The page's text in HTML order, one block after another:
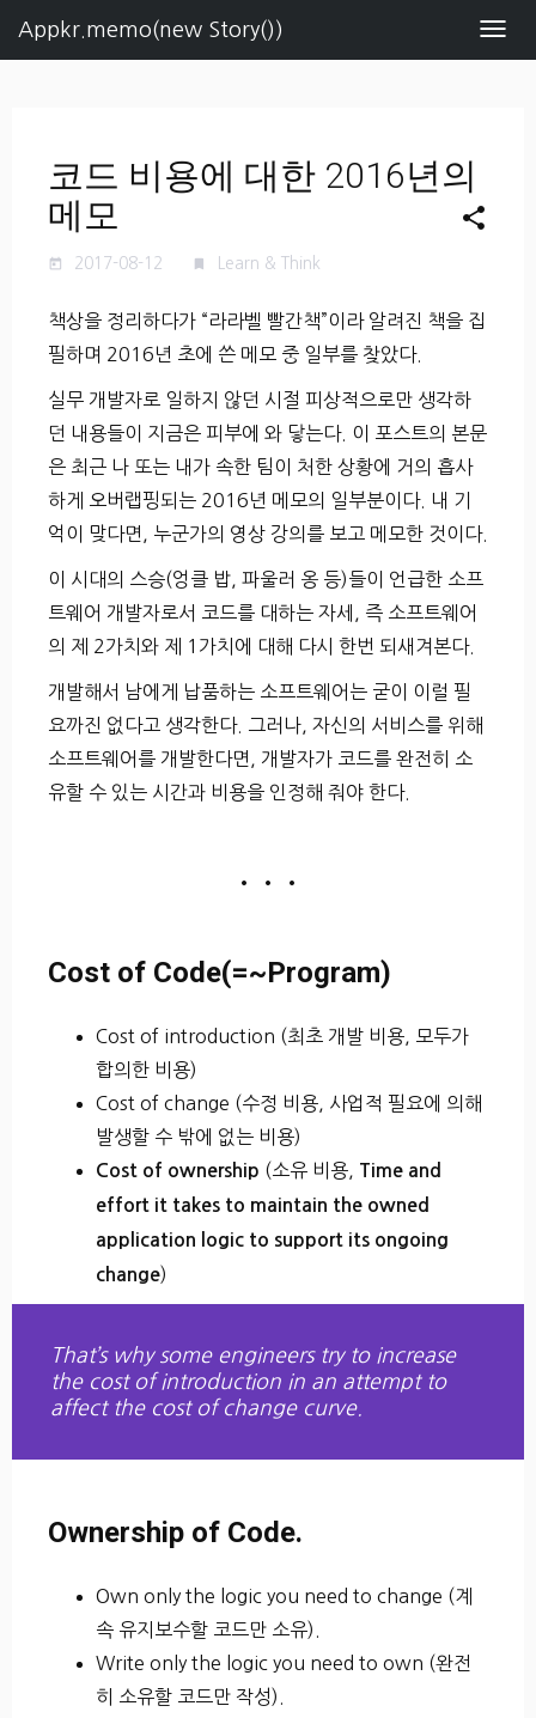
Appkr.memo(new Story())
코드 비용에 대한 2016년의
메모
share
today 2017-08-12 Learn & Think
책상을 정리하다가 “라라벨 빨간책”이라 알려진 책을 집
필하며 2016년 초에 쓴 메모 중 일부를 찾았다.
실무 개발자로 일하지 않던 시절 피상적으로만 생각하
던 내용들이 지금은 피부에 와 닿는다. 이 포스트의 본문
은 최근 나 또는 내가 속한 팀이 처한 상황에 거의 흡사
하게 오버랩핑되는 2016년 메모의 일부분이다. 내 기
억이 맞다면, 누군가의 영상 강의를 보고 메모한 것이다.
이 시대의 스승(엉클 밥, 파울러 옹 등)들이 언급한 소프
트웨어 개발자로서 코드를 대하는 자세, 즉 소프트웨어
의 제 2가치와 제 1가치에 대해 다시 한번 되새겨본다.
개발해서 남에게 납품하는 소프트웨어는 굳이 이럴 필
요까진 없다고 생각한다. 그러나, 자신의 서비스를 위해
소프트웨어를 개발한다면, 개발자가 코드를 완전히 소
유할 수 있는 시간과 비용을 인정해 줘야 한다.
• • •
Cost of Code(=~Program)
Cost of introduction (최초 개발 비용, 모두가
합의한 비용)
Cost of change (수정 비용, 사업적 필요에 의해
발생할 수 밖에 없는 비용)
Cost of ownership (소유 비용, Time and
effort it takes to maintain the owned
application logic to support its ongoing
change)
That’s why some engineers try to increase
the cost of introduction in an attempt to
affect the cost of change curve.
Ownership of Code.
Own only the logic you need to change (계
속 유지보수할 코드만 소유).
Write only the logic you need to own (완전
히 소유할 코드만 작성).